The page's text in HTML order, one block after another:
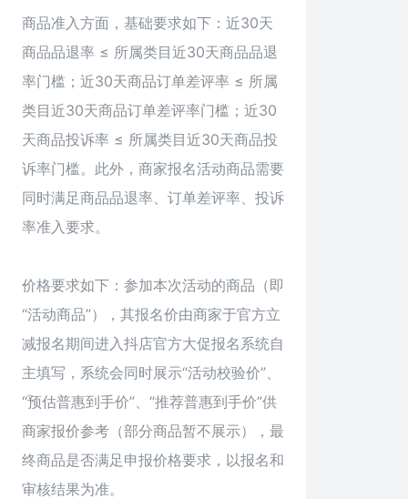
商品准入方面，基础要求如下：近30天
商品品退率 ≤ 所属类目近30天商品品退
率门槛；近30天商品订单差评率 ≤ 所属
类目近30天商品订单差评率门槛；近30
天商品投诉率 ≤ 所属类目近30天商品投
诉率门槛。此外，商家报名活动商品需要
同时满足商品品退率、订单差评率、投诉
率准入要求。
价格要求如下：参加本次活动的商品（即
“活动商品”），其报名价由商家于官方立
减报名期间进入抖店官方大促报名系统自
主填写，系统会同时展示“活动校验价”、
“预估普惠到手价”、“推荐普惠到手价”供
商家报价参考（部分商品暂不展示），最
终商品是否满足申报价格要求，以报名和
审核结果为准。